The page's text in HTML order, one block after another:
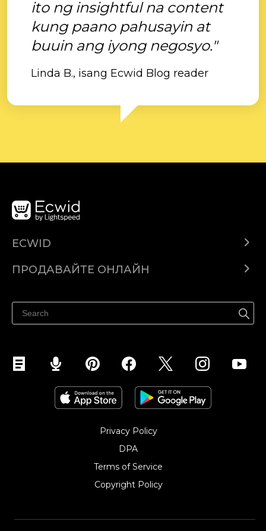
ito ng insightful na content
kung paano pahusayin at
buuin ang iyong negosyo."
Linda B., isang Ecwid Blog reader
ECWID
Помощен център
ПРОДАВАЙТЕ ОНЛАЙН
Продавайте във Facebook
Продавайте в Instagram
Privacy Policy
DPA
Terms of Service
Copyright Policy‎